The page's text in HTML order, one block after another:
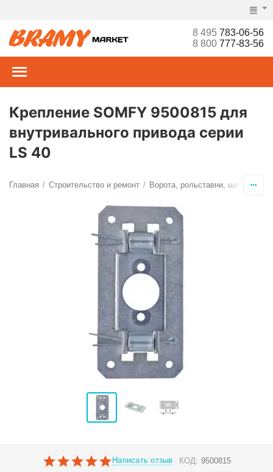
8 495783-06-56
8 800777-83-56
Крепление SOMFY 9500815 для
внутривального привода серии
LS 40
Главная / Строительство и ремонт / Ворота, рольставни,
Написать отзыв КОД: 9500815